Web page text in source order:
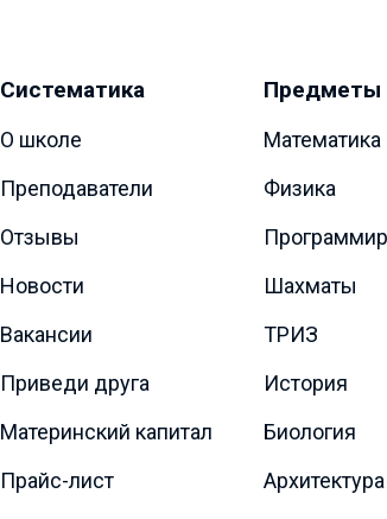
Систематика
О школе
Преподаватели
Отзывы
Новости
Вакансии
Приведи друга
Материнский капитал
Прайс-лист
Предметы
Математика
Физика
Шахматы
ТРИЗ
История
Биология